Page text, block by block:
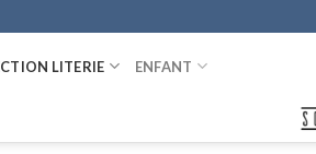
LITERIE ENFANT